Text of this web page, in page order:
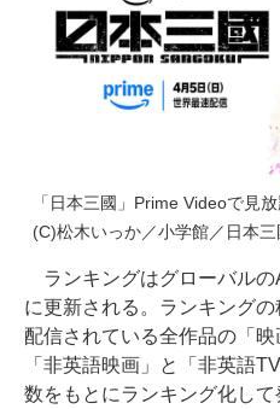
「日本三國」Prime Videoで見
(C)松木いっか／小学館／日本
ランキングはグローバルの
に更新される。ランキング
配信されている全作品の「映
「非英語映画」と「非英語
数をもとにランキング化して